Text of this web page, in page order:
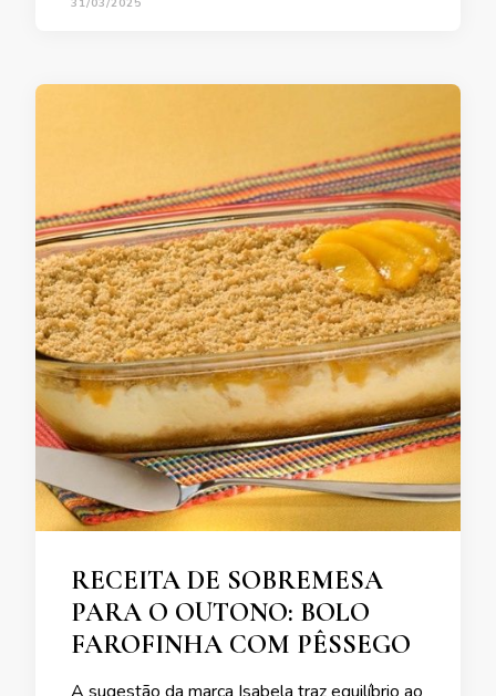
31/03/2025
RECEITA DE SOBREMESA
PARA O OUTONO: BOLO
FAROFINHA COM PÊSSEGO